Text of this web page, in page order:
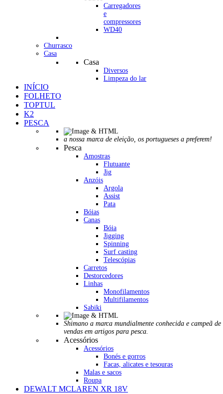
Carregadores
e
compressores
WD40
Churrasco
Casa
Casa
Diversos
Limpeza do lar
INÍCIO
FOLHETO
TOPTUL
K2
PESCA
a nossa marca de eleição, os portugueses a preferem!
Pesca
Amostras
Flutuante
Jig
Anzóis
Argola
Assist
Pata
Bóias
Canas
Bóia
Jigging
Spinning
Surf casting
Telescópias
Carretos
Destorcedores
Linhas
Monofilamentos
Multifilamentos
Sabiki
Shimano a marca mundialmente conhecida e campeã de
vendas em artigos para pesca.
Acessórios
Acessórios
Bonés e gorros
Facas, alicates e tesouras
Malas e sacos
Roupa
DEWALT MCLAREN XR 18V